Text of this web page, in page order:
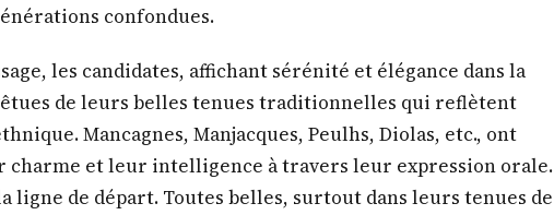
confondues.
les candidates, affichant sérénité et élégance dans la
de leurs belles tenues traditionnelles qui reflètent
Mancagnes, Manjacques, Peulhs, Diolas, etc., ont
et leur intelligence à travers leur expression orale.
ligne de départ. Toutes belles, surtout dans leurs tenues de